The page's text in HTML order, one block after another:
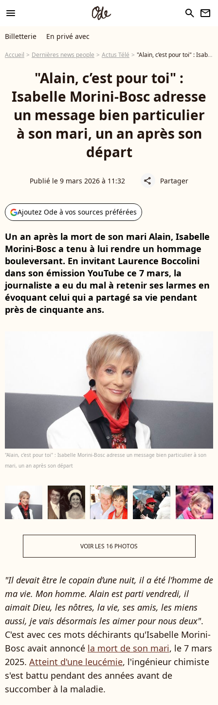
menu search newsletter
Billetterie En privé avec
Accueil Dernières news people Actus Télé "Alain, c’est pour toi" : Isabelle Morini-Bosc adresse un message bien particulier à son mari, un an après son départ
"Alain, c’est pour toi" :
Isabelle Morini-Bosc adresse
un message bien particulier
à son mari, un an après son
départ
Publié le 9 mars 2026 à 11:32 share Partager
Ajoutez Ode à vos sources préférées
Un an après la mort de son mari Alain, Isabelle
Morini-Bosc a tenu à lui rendre un hommage
bouleversant. En invitant Laurence Boccolini
dans son émission YouTube ce 7 mars, la
journaliste a eu du mal à retenir ses larmes en
évoquant celui qui a partagé sa vie pendant
près de cinquante ans.
"Alain, c’est pour toi" : Isabelle Morini-Bosc adresse un message bien particulier à son
mari, un an après son départ
VOIR LES 16 PHOTOS
"Il devait être le copain d’une nuit, il a été l’homme de
ma vie. Mon homme. Alain est parti vendredi, il
aimait Dieu, les nôtres, la vie, ses amis, les miens
aussi, je vais désormais les aimer pour nous deux".
C'est avec ces mots déchirants qu'Isabelle Morini-
Bosc avait annoncé la mort de son mari, le 7 mars
2025. Atteint d'une leucémie, l'ingénieur chimiste
s'est battu pendant des années avant de
succomber à la maladie.